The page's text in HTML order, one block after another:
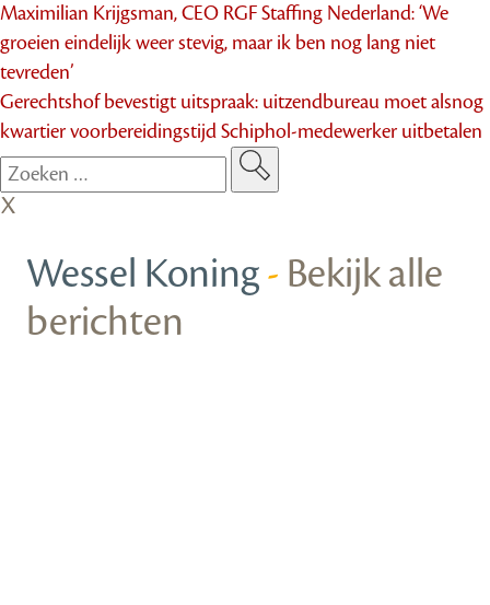
Maximilian Krijgsman, CEO RGF Staffing Nederland: ‘We
groeien eindelijk weer stevig, maar ik ben nog lang niet
tevreden’
Gerechtshof bevestigt uitspraak: uitzendbureau moet alsnog
kwartier voorbereidingstijd Schiphol-medewerker uitbetalen
Wessel Koning- Bekijk alle
berichten